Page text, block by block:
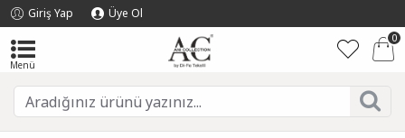
Giriş Yap Üye Ol
0